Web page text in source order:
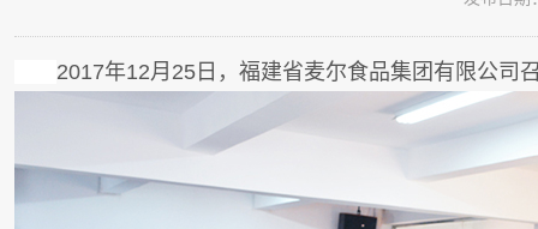
2017年12月25日，福建省麦尔食品集团有限公司